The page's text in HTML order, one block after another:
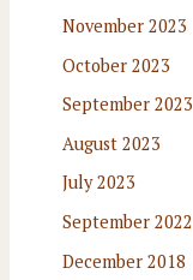
November 2023
October 2023
September 2023
August 2023
July 2023
September 2022
December 2018